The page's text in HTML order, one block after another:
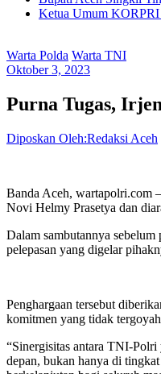
Ketua Umum KORPRI
Warta Polda Warta TNI
Oktober 3, 2023
Purna Tugas,
Diposkan Oleh:Redaksi Aceh
Banda Aceh, wartapolri.com
Novi Helmy Prasetya dan
Dalam sambutannya
pelepasan yang digelar
Penghargaan tersebut
komitmen yang tidak
“Sinergisitas antara TNI-
depan, bukan hanya di